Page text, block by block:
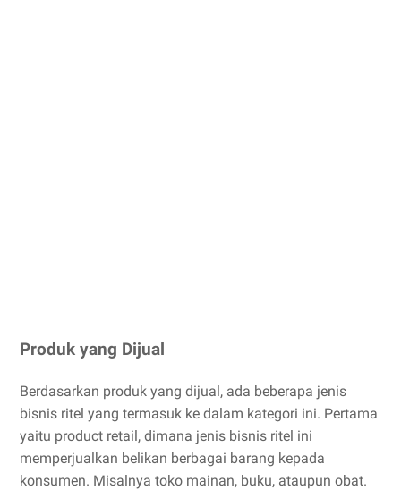
Produk yang Dijual
Berdasarkan produk yang dijual, ada beberapa jenis
bisnis ritel yang termasuk ke dalam kategori ini. Pertama
yaitu product retail, dimana jenis bisnis ritel ini
memperjualkan belikan berbagai barang kepada
konsumen. Misalnya toko mainan, buku, ataupun obat.